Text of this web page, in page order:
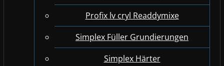
Profix lv cryl Readdymixe
Simplex Füller Grundierungen
Simplex Härter